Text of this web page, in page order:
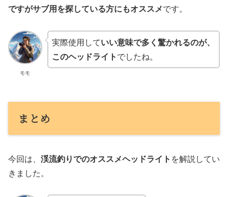
ですがサブ用を探している方にもオススメです。
モモ
実際使用していい意味で多く驚かれるのが、
このヘッドライト でしたね。
まとめ
今回は、 渓流釣りでのオススメヘッドライト を解説してい
きました。